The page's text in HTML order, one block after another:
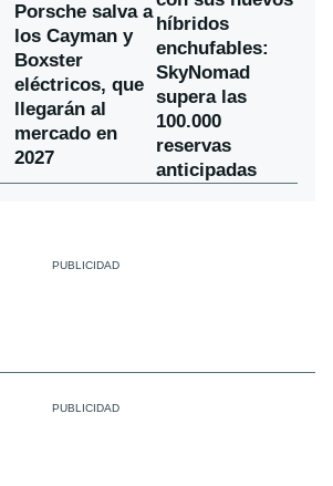
Porsche salva a
los Cayman y
Boxster
eléctricos, que
llegarán al
mercado en
2027
híbridos
enchufables:
SkyNomad
supera las
100.000
reservas
anticipadas